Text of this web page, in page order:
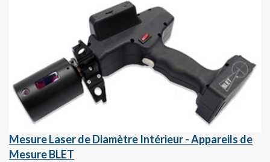
Mesure Laser de Diamètre Intérieur - Appareils de
Mesure BLET